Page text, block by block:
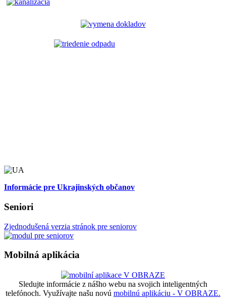
Informácie pre Ukrajinských občanov
Seniori
Zjednodušená verzia stránok pre seniorov
Mobilná aplikácia
Sledujte informácie z nášho webu na svojich inteligentných
telefónoch. Využívajte našu novú mobilnú aplikáciu - V OBRAZE.